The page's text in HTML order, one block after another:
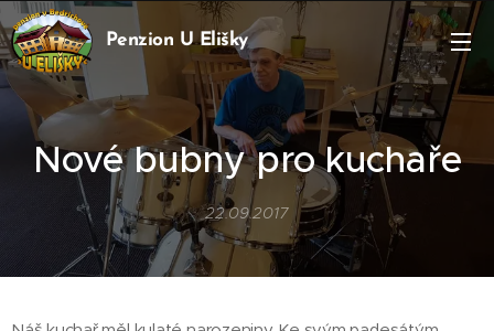
Penzion U Elišky
Bedřichov
Nové bubny pro kuchaře
22.09.2017